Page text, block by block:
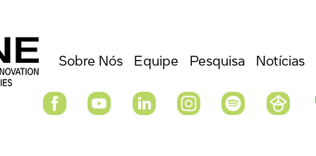
Sobre Nós Equipe Pesquisa Notícias